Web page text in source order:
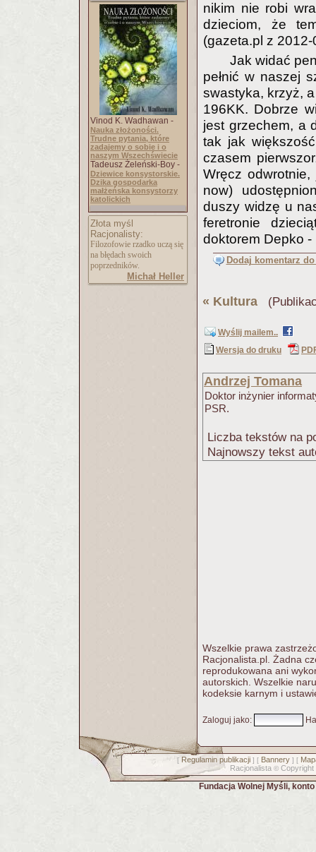
Vinod K. Wadhawan -
Nauka złożoności.
Trudne pytania, które
zadajemy o sobie i o
naszym Wszechświecie
Tadeusz Żeleński-Boy -
Dziewice konsystorskie.
Dzika gospodarka
małżeńska konsystorzy
katolickich
Złota myśl
Racjonalisty:
Filozofowie rzadko uczą się
na błędach swoich
poprzedników.
Michał Heller
nikim nie robi
dzieciom, że
(gazeta.pl z 2012-
Jak widać
pełnić w naszej
swastyka, krzyż,
196KK. Dobrze
jest grzechem, a
tak jak
czasem
Wręcz
now)
duszy widzę u
feretronie
doktorem Depko -
Dodaj komentarz
« Kultura
Wyślij mailem..
Wersja do druku
Andrzej Tomana
Doktor inżynier
PSR.
Liczba tekstów na
Najnowszy tekst
Wszelkie prawa
Racjonalista.pl. Żadna
reprodukowana ani
autorskich. Wszelkie
kodeksie karnym i
Zaloguj jako:
[ Regulamin publikacji] [ Bannery] [
Racjonalista © Copyright
Fundacja Wolnej Myśli,